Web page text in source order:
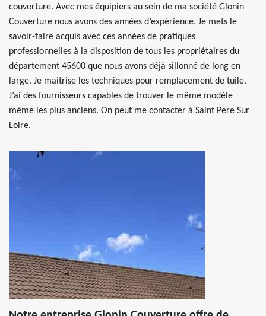
couverture. Avec mes équipiers au sein de ma société Glonin
Couverture nous avons des années d’expérience. Je mets le
savoir-faire acquis avec ces années de pratiques
professionnelles à la disposition de tous les propriétaires du
département 45600 que nous avons déjà sillonné de long en
large. Je maitrise les techniques pour remplacement de tuile.
J’ai des fournisseurs capables de trouver le même modèle
même les plus anciens. On peut me contacter à Saint Pere Sur
Loire.